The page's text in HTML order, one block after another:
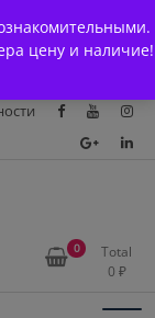
цену и наличие!
Каталоги
0
Total
0 ₽